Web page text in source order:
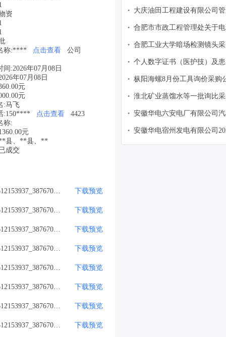
资
称:****
点击查看 公司
:2026年07月08日
年07月08日
元
元
:马飞
:150****
点击查看
4423
称:
元
县、**县、**
成交
附件_612153937_387670356.jpg 下载预览
附件_612153937_387670354.png 下载预览
附件_612153937_387670361.png 下载预览
附件_612153937_387670363.png 下载预览
附件_612153937_387670357.jpg 下载预览
附件_612153937_387670364.jpg 下载预览
附件_612153937_387670359.jpg 下载预览
附件_612153937_387670365.jpg 下载预览
•
大庆油田工程建设有限公司
•
合肥市市政工程管理处关于
• 合肥工业大学暗场检测镜头
•
个人数字证书（医护技）及
• 枞阳海螺8月份工具询价采购
•
淮北矿业蒸馏水等一批询比
•
安徽华电六安电厂有限公司
息
•
安徽华电宿州发电有限公司